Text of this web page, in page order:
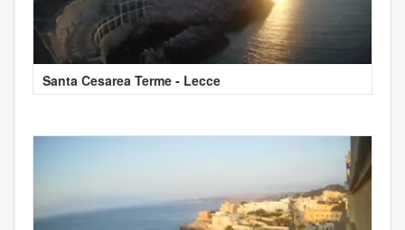
Santa Cesarea Terme - Lecce